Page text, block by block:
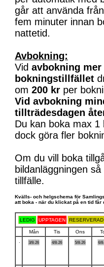
går att använda
fem minuter innan
nattetid.
Avbokning:
Vid avbokning
bokningstillfället
om 200 kr per
Vid avbokning
tillträdesdagen
Du kan boka max 1
dock göra fler
Om du vill boka
bildanläggningen
tillfälle.
Kvälls- och helgschema för
att boka - när du klickat på en tid får
LEDIG UPPTAGEN RESERVERAD
Mån Tis Ons
3/8-26 4/8-26 5/8-26 6/